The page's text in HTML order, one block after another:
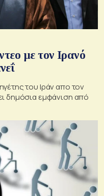
με τον Ιρανό
του Ιράν απο τον
δημόσια εμφάνιση από